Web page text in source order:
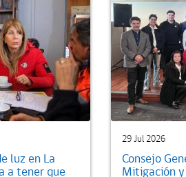
luz en La
a tener que
29 Jul 2026
Consejo
Mitigación